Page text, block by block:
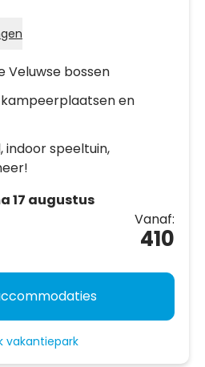
Veluwse bossen
en
indoor speeltuin,
17 augustus
Vanaf:
410
vakantiepark